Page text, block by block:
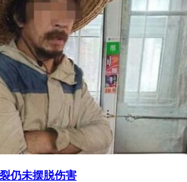
仍未摆脱伤害